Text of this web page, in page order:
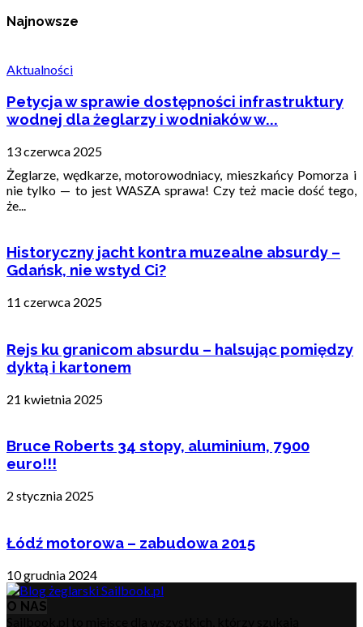
Najnowsze
Aktualności
Petycja w sprawie dostępności infrastruktury
wodnej dla żeglarzy i wodniaków w...
13 czerwca 2025
Żeglarze, wędkarze, motorowodniacy, mieszkańcy Pomorza i
nie tylko — to jest WASZA sprawa! Czy też macie dość tego,
że...
Historyczny jacht kontra muzealne absurdy –
Gdańsk, nie wstyd Ci?
11 czerwca 2025
Rejs ku granicom absurdu – halsując pomiędzy
dyktą i kartonem
21 kwietnia 2025
Bruce Roberts 34 stopy, aluminium, 7900
euro!!!
2 stycznia 2025
Łódź motorowa – zabudowa 2015
10 grudnia 2024
O NAS